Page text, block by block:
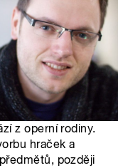
z operní rodiny.
hraček a
později